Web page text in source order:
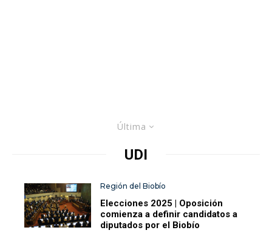
Última
UDI
Región del Biobío
Elecciones 2025 | Oposición
comienza a definir candidatos a
diputados por el Biobío